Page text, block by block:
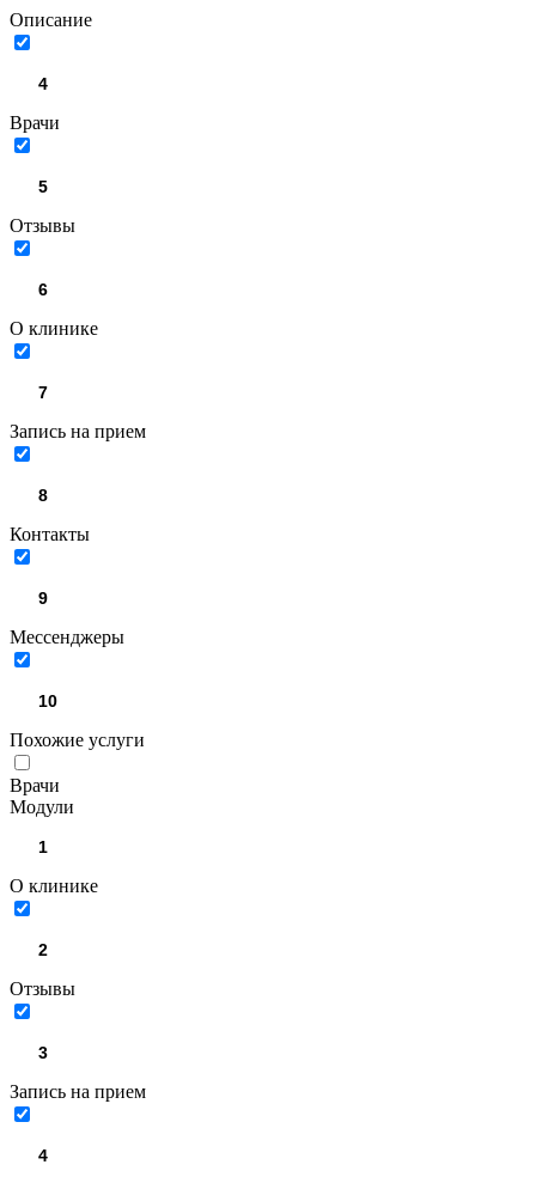
Описание
Врачи
Отзывы
О клинике
Запись на прием
Контакты
Мессенджеры
Похожие услуги
Врачи
Модули
О клинике
Отзывы
Запись на прием